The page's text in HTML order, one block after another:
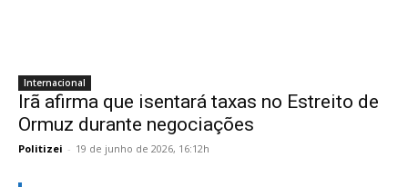
Internacional
Irã afirma que isentará taxas no Estreito de
Ormuz durante negociações
Politizei - 19 de junho de 2026, 16:12h